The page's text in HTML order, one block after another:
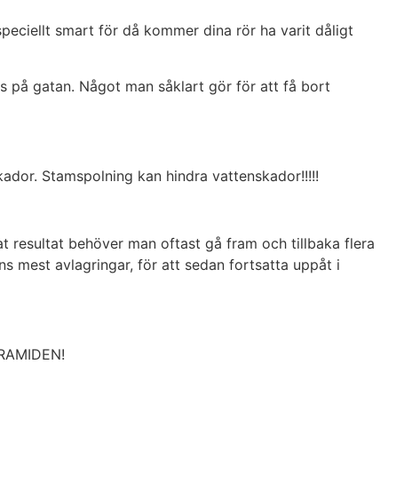
smart för då kommer dina rör ha varit dåligt
på gatan. Något man såklart gör för att få bort
Stamspolning kan hindra vattenskador!!!!!
resultat behöver man oftast gå fram och tillbaka flera
mest avlagringar, för att sedan fortsatta uppåt i